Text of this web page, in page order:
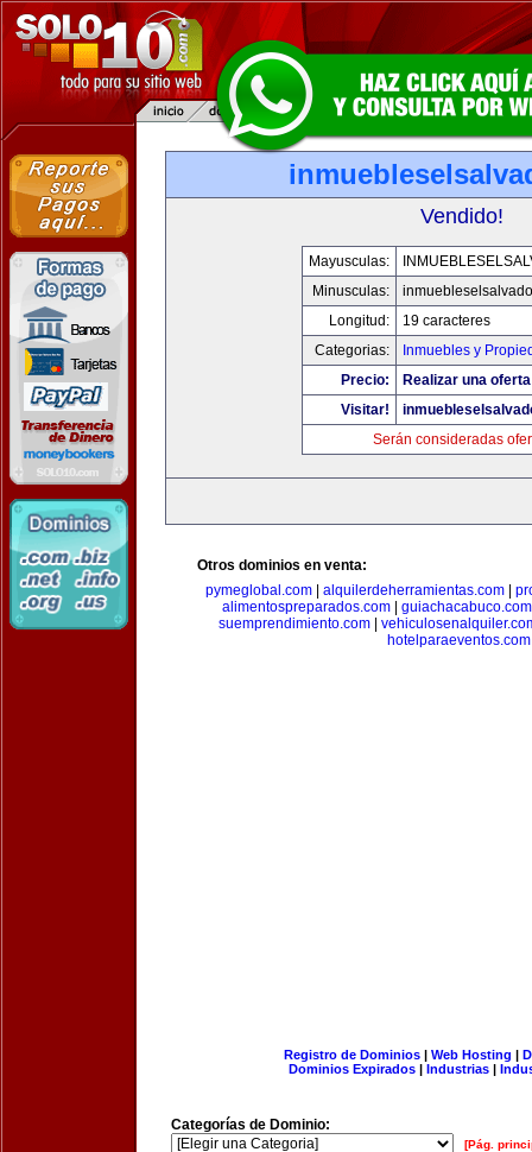
Vendido!
Mayusculas:
Minusculas:
Longitud:
19 caracteres
Categorias:
Inmuebles y
Precio:
Realizar una
Visitar!
Serán consideradas
Otros dominios en venta:
pymeglobal.com| alquilerdeherramientas.com|
alimentospreparados.com| guiachacabuco.com
suemprendimiento.com|
hotelparaeventos.com
Registro de Dominios| Web Hosting |
Dominios Expirados | Industrias |
Categorías de Dominio:
[Pág.